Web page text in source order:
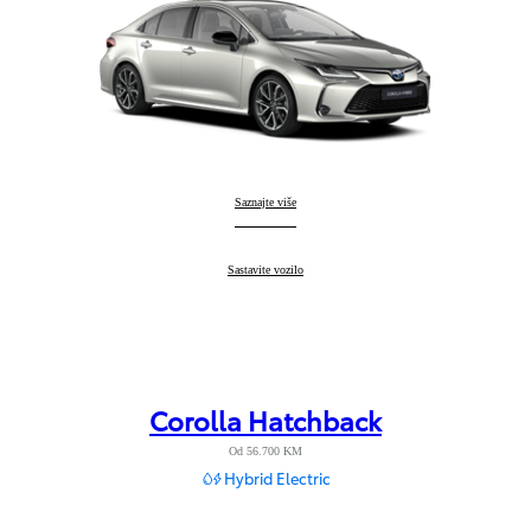
Corolla Sedan
Saznajte više
Corolla Sedan:
Sastavite vozilo
Corolla Hatchback
Od 56.700 KM
Hybrid Electric